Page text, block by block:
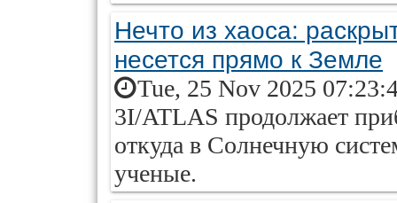
Нечто из хаоса:
несется прямо к Земле
Tue, 25 Nov 2025
3I/ATLAS продолжает
откуда в Солнечную
ученые.